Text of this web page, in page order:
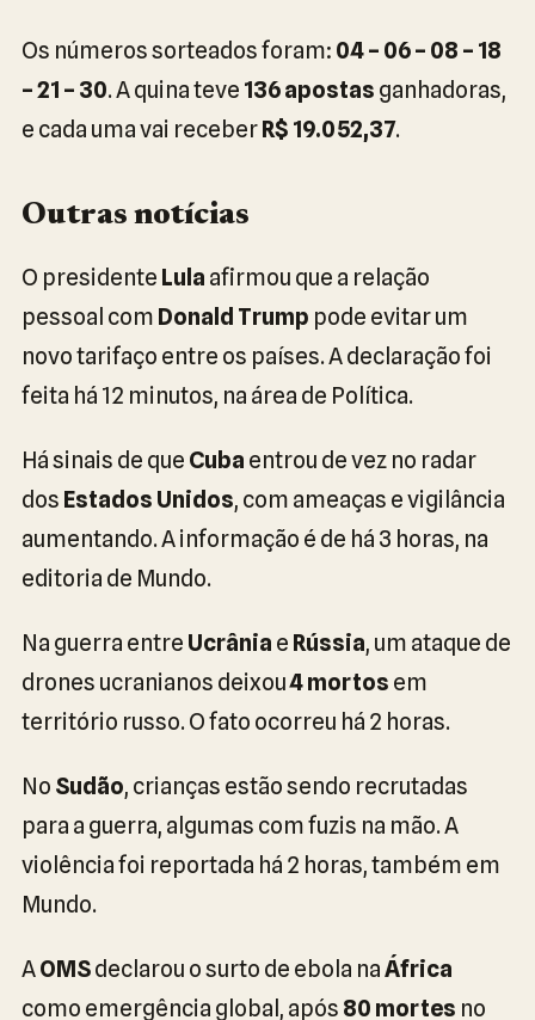
Os números sorteados foram: 04 – 06 – 08 – 18
– 21 – 30. A quina teve 136 apostas ganhadoras,
e cada uma vai receberR$ 19.052,37.
Outras notícias
O presidente Lula afirmou que a relação
pessoal com Donald Trump pode evitar um
novo tarifaço entre os países. A declaração foi
feita há 12 minutos, na área de Política.
Há sinais de que Cuba entrou de vez no radar
dos Estados Unidos, com ameaças e vigilância
aumentando. A informação é de há 3 horas, na
editoria de Mundo.
Na guerra entre Ucrânia e Rússia, um ataque de
drones ucranianos deixou4 mortos em
território russo. O fato ocorreu há 2 horas.
No Sudão, crianças estão sendo recrutadas
para a guerra, algumas com fuzis na mão. A
violência foi reportada há 2 horas, também em
Mundo.
AOMSdeclarou o surto de ebola naÁfrica
como emergência global, após 80 mortes no